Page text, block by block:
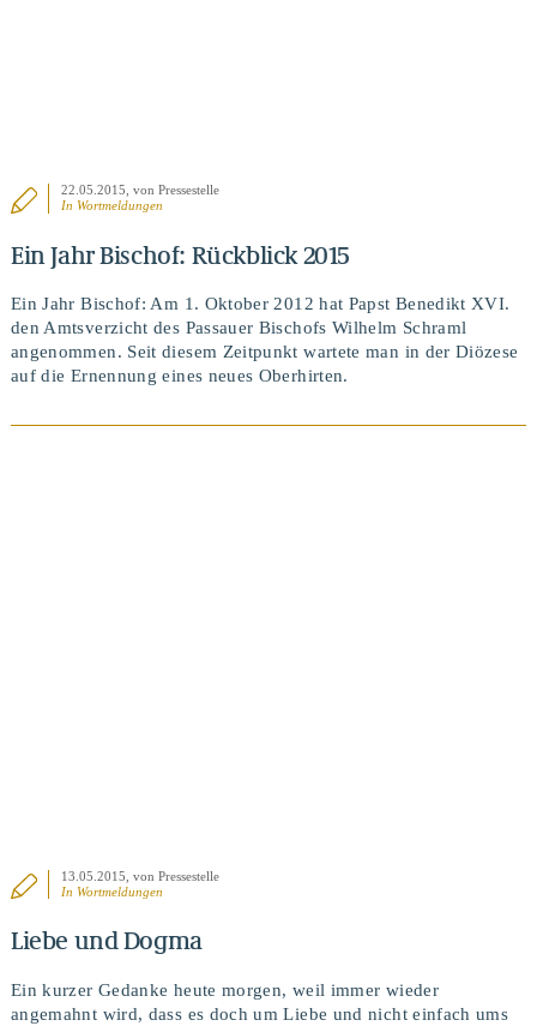
22.05.2015 , von Pressestelle
InWortmeldungen
Ein Jahr Bischof: Rückblick 2015
Ein Jahr Bischof: Am 1. Oktober 2012 hat Papst Benedikt XVI.
den Amtsverzicht des Passauer Bischofs Wilhelm Schraml
angenommen. Seit diesem Zeitpunkt wartete man in der Diözese
auf die Ernennung eines neues Oberhirten.
13.05.2015 , von Pressestelle
InWortmeldungen
Liebe und Dogma
Ein kurzer Gedanke heute morgen, weil immer wieder
angemahnt wird, dass es doch um Liebe und nicht einfach ums